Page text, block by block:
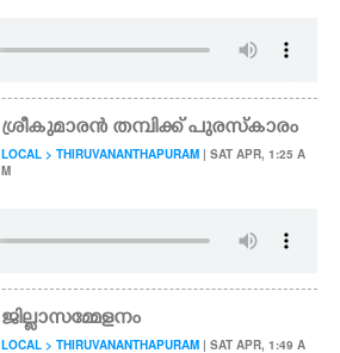
ശ്രീകുമാരൻ തമ്പിക്ക് പുരസ്കാരം
LOCAL > THIRUVANANTHAPURAM | SAT APR, 1:25 A
M
ജില്ലാസമ്മേളനം
LOCAL > THIRUVANANTHAPURAM | SAT APR, 1:49 A